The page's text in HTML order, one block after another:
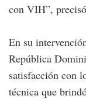
con VIH”,
En su
República
satisfacción con
técnica que